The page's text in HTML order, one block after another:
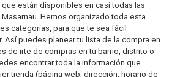
están disponibles en casi todas las
Hemos organizado toda esta
categorías, para que te sea fácil
Así puedes planear tu lista de la compra en
de irte de compras en tu barrio, distrito o
encontrar toda la información que
tienda (página web, dirección, horario de